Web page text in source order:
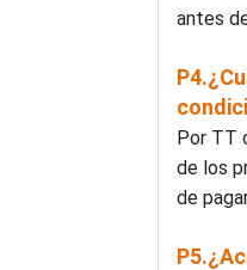
antes
Por TT
de los
de